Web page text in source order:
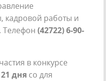
кадровой работы и
Телефон (42722) 6-90-
в конкурсе
21 дня со для